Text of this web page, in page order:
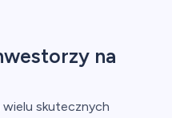
na
skutecznych